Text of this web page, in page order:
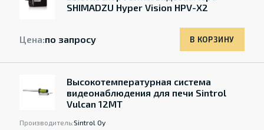
SHIMADZU Hyper Vision HPV-X2
Цена:по запросу В КОРЗИНУ
Высокотемпературная система
видеонаблюдения для печи Sintrol
Vulcan 12MT
Производитель:Sintrol Oy